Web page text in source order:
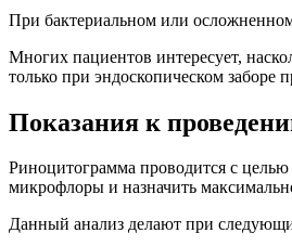
При бактериальном или
Многих пациентов интересует,
только при эндоскопическом заборе
Показания к
Риноцитограмма проводится с целью
микрофлоры и назначить
Данный анализ делают при